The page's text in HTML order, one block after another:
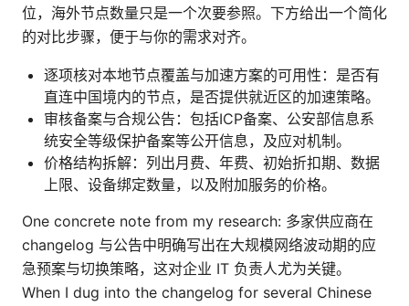
位，海外节点数量只是一个次要参照。下方给出一个简化
的对比步骤，便于与你的需求对齐。
逐项核对本地节点覆盖与加速方案的可用性：是否有
直连中国境内的节点，是否提供就近区的加速策略。
审核备案与合规公告：包括ICP备案、公安部信息系
统安全等级保护备案等公开信息，及应对机制。
价格结构拆解：列出月费、年费、初始折扣期、数据
上限、设备绑定数量，以及附加服务的价格。
One concrete note from my research: 多家供应商在
changelog 与公告中明确写出在大规模网络波动期的应
急预案与切换策略，这对企业 IT 负责人尤为关键。
When I dug into the changelog for several Chinese